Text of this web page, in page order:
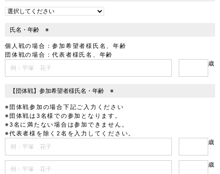
氏名・年齢 ※
個人戦の場合：参加希望者様氏名、年齢
団体戦の場合：代表者様氏名、年齢
歳
【団体戦】参加希望者様氏名・年齢 ※
※団体戦参加の場合下記ご入力ください
※団体戦は3名様での参加となります。
※3名に満たない場合は参加できません。
※代表者様を除く2名を入力してください。
歳
歳